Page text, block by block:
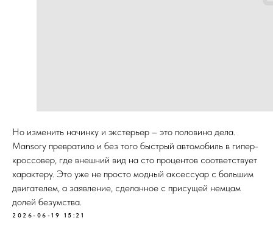
Но изменить начинку и экстерьер – это половина дела.
Mansory превратило и без того быстрый автомобиль в гипер-
кроссовер, где внешний вид на сто процентов соответствует
характеру. Это уже не просто модный аксессуар с большим
двигателем, а заявление, сделанное с присущей немцам
долей безумства.
2026-06-19 15:21